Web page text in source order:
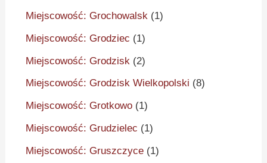
Miejscowość: Grochowalsk (1)
Miejscowość: Grodziec (1)
Miejscowość: Grodzisk (2)
Miejscowość: Grodzisk Wielkopolski (8)
Miejscowość: Grotkowo (1)
Miejscowość: Grudzielec (1)
Miejscowość: Gruszczyce (1)